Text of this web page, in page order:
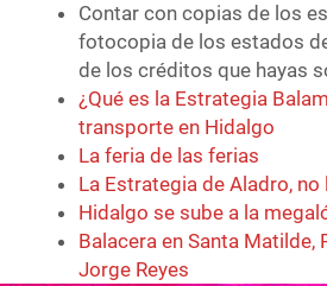
Contar con copias de los
fotocopia de los estados
de los créditos que hayas
¿Qué es la Estrategia
transporte en Hidalgo
La feria de las ferias
La Estrategia de Aladro, no
Hidalgo se sube a la
Balacera en Santa
Jorge Reyes